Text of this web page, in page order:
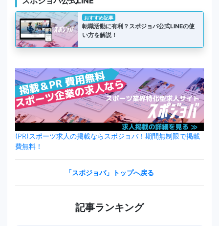
おすすめ記事
転職活動に有利？スポジョバ公式LINEの使
い方を解説！
(PR)スポーツ求人の掲載ならスポジョバ！期間無制限で掲載
費無料！
「スポジョバ」トップへ戻る
記事ランキング